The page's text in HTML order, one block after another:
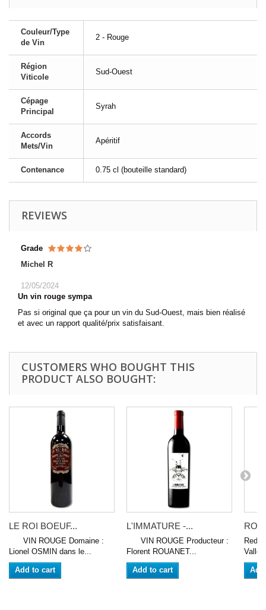
Couleur/Type
de Vin
2 - Rouge
Région
Viticole
Sud-Ouest
Cépage
Principal
Syrah
Accords
Mets/Vin
Apéritif
Contenance 0.75 cl (bouteille standard)
REVIEWS
Grade
Michel R
12/05/2024
Un vin rouge sympa
Pas si original que ça pour un vin du Sud-Ouest, mais bien réalisé
et avec un rapport qualité/prix satisfaisant.
CUSTOMERS WHO BOUGHT THIS
PRODUCT ALSO BOUGHT:
LE ROI BOEUF...
VIN ROUGE Domaine :
Lionel OSMIN dans le...
Add to cart
L'IMMATURE -...
VIN ROUGE Producteur :
Florent ROUANET...
Add to cart
Red